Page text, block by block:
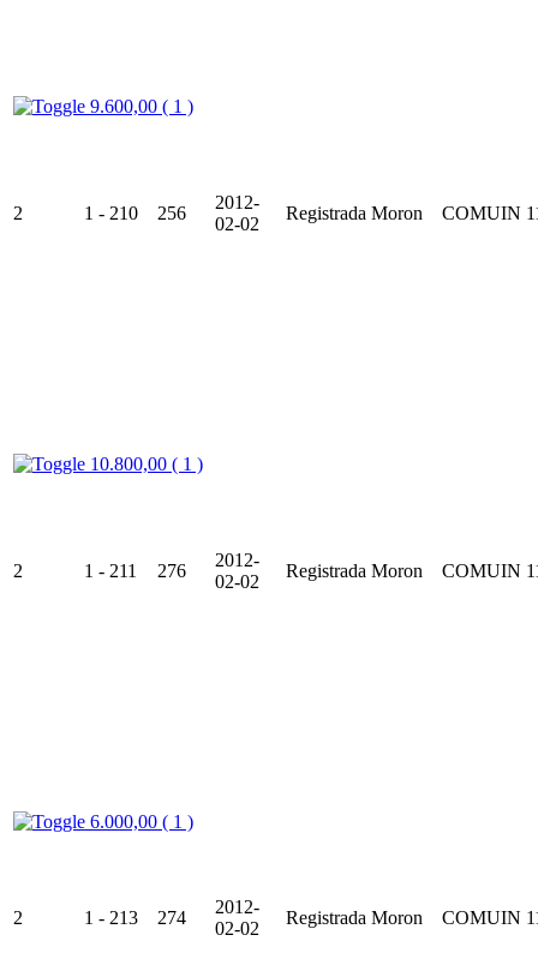
9.600,00 ( 1 )
2 1 - 210 256
2012-
02-02
Registrada Moron COMUIN
10.800,00 ( 1 )
2 1 - 211 276
2012-
02-02
Registrada Moron COMUIN
6.000,00 ( 1 )
2 1 - 213 274
2012-
02-02
Registrada Moron COMUIN